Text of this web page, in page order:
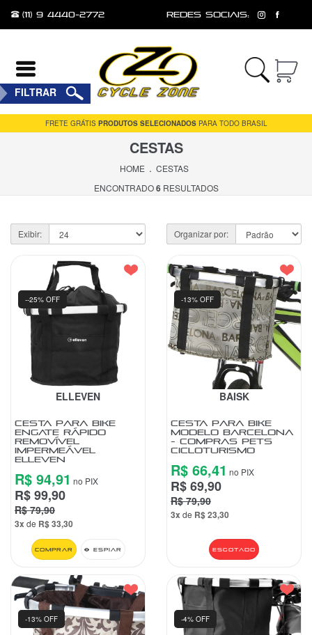
(11) 9 4440-2772 redes sociais:
Entrar
Cadastrar
MANUTENÇÃO
PEÇAS
VESTUÁRIO
CENTRAL
ATENDIMENTO
(11)
9
4440-
2772
Chat
WhatsApp
Envie-
nos uma
mensagem
FRETE GRÁTIS PRODUTOS SELECIONADOSPARA TODO BRASIL
CESTAS
HOME . CESTAS
ENCONTRADO6RESULTADOS
Organizar por:
Exibir:
ELLEVEN
CESTA PARA BIKE
ENGATE RÁPIDO
REMOVÍVEL
IMPERMEÁVEL
ELLEVEN
--25% OFF
R$ 94,91 no PIX
R$ 99,90
R$ 79,90
3x de R$ 33,30
Comprar Espiar
BAISK
CESTA PARA BIKE
MODELO BARCELONA
- COMPRAS PETS
CICLOTURISMO
-13% OFF
R$ 66,41 no PIX
R$ 69,90
R$ 79,90
3x de R$ 23,30
Esgotado
-13% OFF -4% OFF
FILTRAR